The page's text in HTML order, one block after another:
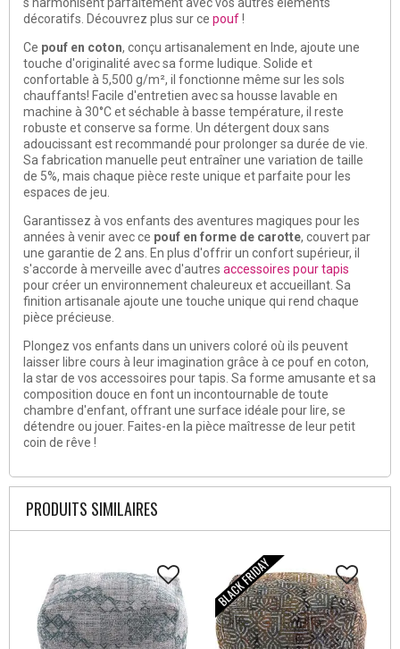
décoratifs. Découvrez plus sur ce pouf!
Ce pouf en coton, conçu artisanalement en Inde, ajoute une
touche d'originalité avec sa forme ludique. Solide et
confortable à 5,500 g/m², il fonctionne même sur les sols
chauffants! Facile d'entretien avec sa housse lavable en
machine à 30°C et séchable à basse température, il reste
robuste et conserve sa forme. Un détergent doux sans
adoucissant est recommandé pour prolonger sa durée de vie.
Sa fabrication manuelle peut entraîner une variation de taille
de 5%, mais chaque pièce reste unique et parfaite pour les
espaces de jeu.
Garantissez à vos enfants des aventures magiques pour les
années à venir avec ce pouf en forme de carotte, couvert par
une garantie de 2 ans. En plus d'offrir un confort supérieur, il
s'accorde à merveille avec d'autres accessoires pour tapis
pour créer un environnement chaleureux et accueillant. Sa
finition artisanale ajoute une touche unique qui rend chaque
pièce précieuse.
Plongez vos enfants dans un univers coloré où ils peuvent
laisser libre cours à leur imagination grâce à ce pouf en coton,
la star de vos accessoires pour tapis. Sa forme amusante et sa
composition douce en font un incontournable de toute
chambre d'enfant, offrant une surface idéale pour lire, se
détendre ou jouer. Faites-en la pièce maîtresse de leur petit
coin de rêve !
PRODUITS SIMILAIRES